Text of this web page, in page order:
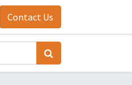
Contact Us